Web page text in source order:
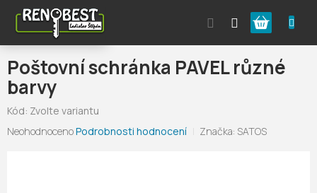
obsah
Nákupní
košík
Poštovní schránka PAVEL různé
barvy
Kód: Zvolte variantu
Průměrné
NeohodnocenoPodrobnosti hodnocení Značka: SATOS